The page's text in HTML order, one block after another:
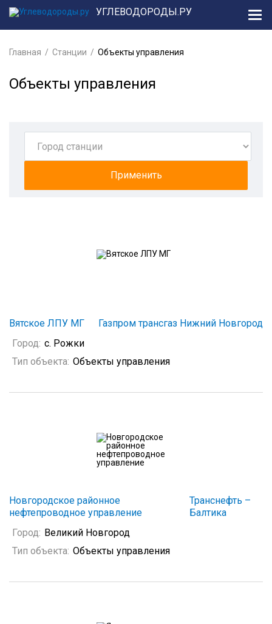
УГЛЕВОДОРОДЫ.РУ
Главная Станции Объекты управления
Объекты управления
Вятское ЛПУ МГ
Газпром трансгаз Нижний Новгород
Город: с. Рожки
Тип объекта: Объекты управления
Новгородское районное
нефтепроводное управление
Транснефть –
Балтика
Город: Великий Новгород
Тип объекта: Объекты управления